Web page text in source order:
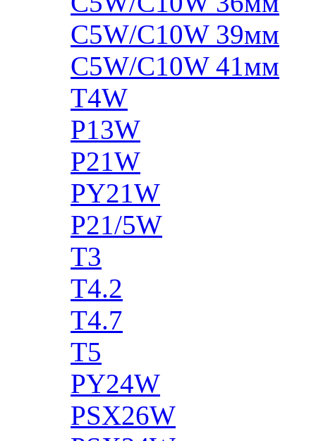
C5W/C10W 39мм
C5W/C10W 41мм
T4W
P13W
P21W
PY21W
P21/5W
T3
T4.2
T4.7
T5
PY24W
PSX26W